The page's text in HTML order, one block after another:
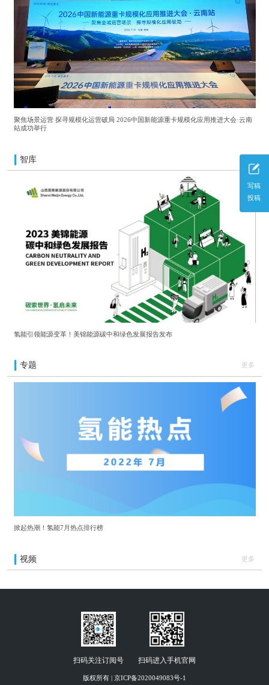
写稿
投稿
聚焦场景运营 探寻规模化运营破局 2026中国新能源重卡规模化应用推进大会·云南
站成功举行
智库
氢能引领能源变革！美锦能源碳中和绿色发展报告发布
专题 更多
掀起热潮！氢能7月热点排行榜
视频 更多
扫码关注订阅号 扫码进入手机官网
版权所有 | 京ICP备2020049083号-1